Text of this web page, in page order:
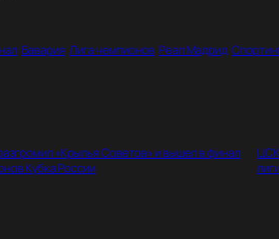
Бавария Лига чемпионов Реал Мадрид
«Крылья Советов» и вышел в финал
Кубка России